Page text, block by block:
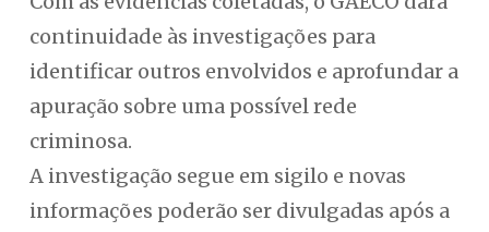
continuidade às investigações para
identificar outros envolvidos e aprofundar a
apuração sobre uma possível rede
criminosa.
A investigação segue em sigilo e novas
informações poderão ser divulgadas após a